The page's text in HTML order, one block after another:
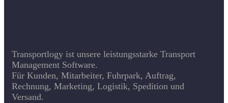
Transportlogy ist unsere leistungsstarke Transport
Management Software.
Für Kunden, Mitarbeiter, Fuhrpark, Auftrag,
Rechnung, Marketing, Logistik, Spedition und
Versand.